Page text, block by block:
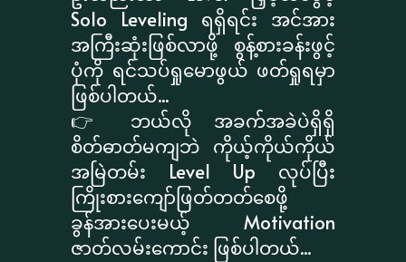
Solo Leveling ရရှိရင်း အင်အား
အကြီးဆုံးဖြစ်လာဖို့ စွန့်စားခန်းဖွင့်
ပုံကို ရင်သပ်ရှုမောဖွယ် ဖတ်ရှုရမှာ
ဖြစ်ပါတယ်...
👉 ဘယ်လို အခက်အခဲပဲရှိရှိ
စိတ်ဓာတ်မကျဘဲ ကိုယ့်ကိုယ်ကိုယ်
အမြဲတမ်း Level Up လုပ်ပြီး
ကြိုးစားကျော်ဖြတ်တတ်စေဖို့
ခွန်အားပေးမယ့် Motivation
ဇာတ်လမ်းကောင်း ဖြစ်ပါတယ်...